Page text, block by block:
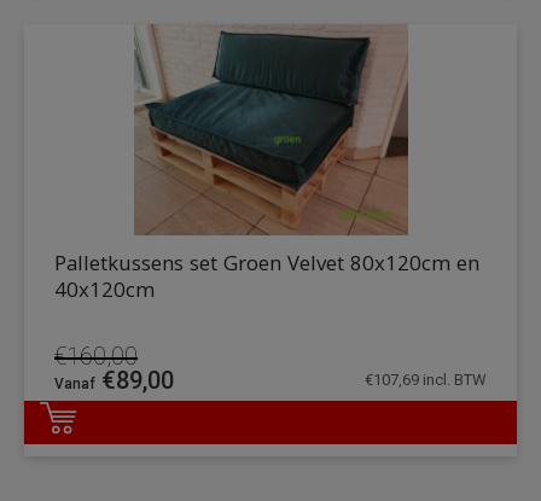
DETAILS
Palletkussens set Groen Velvet 80x120cm en
40x120cm
€160,00
Oorspronkelijke
prijs
was:
€160,00.
€89,00Huidige
prijs
€89,00.
€107,69 incl. BTW